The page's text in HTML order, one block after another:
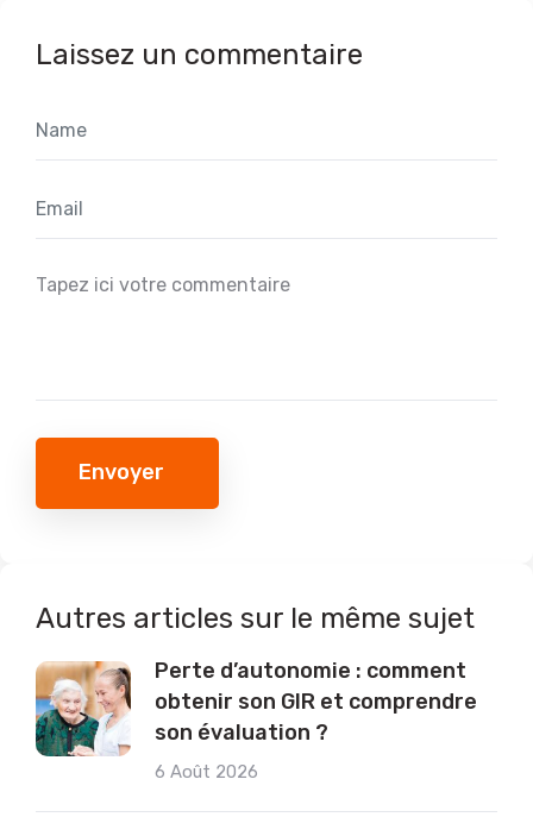
Laissez un commentaire
Envoyer
Autres articles sur le même sujet
Perte d’autonomie : comment
obtenir son GIR et comprendre
son évaluation ?
6 Août 2026